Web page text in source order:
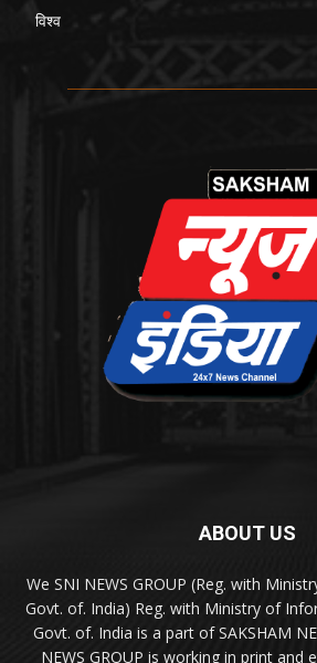
विश्व
ABOUT US
We SNI NEWS GROUP (Reg. with
Govt. of. India) Reg. with Ministry of
Govt. of. India is a part of SAKSHAM
NEWS GROUP is working in print and